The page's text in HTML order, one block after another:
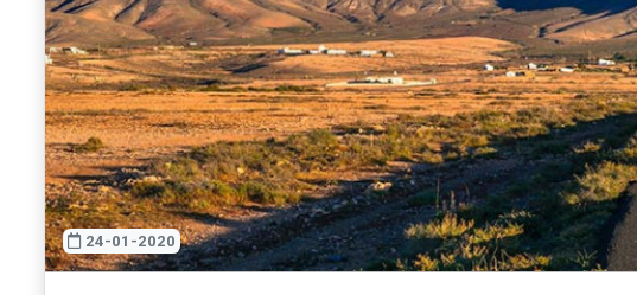
24-01-2020